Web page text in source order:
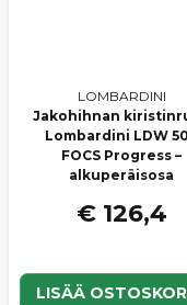
LOMBARDINI
Jakohihnan
Lombardini LDW
FOCS Progress –
alkuperäisosa
€ 126,4
LISÄÄ